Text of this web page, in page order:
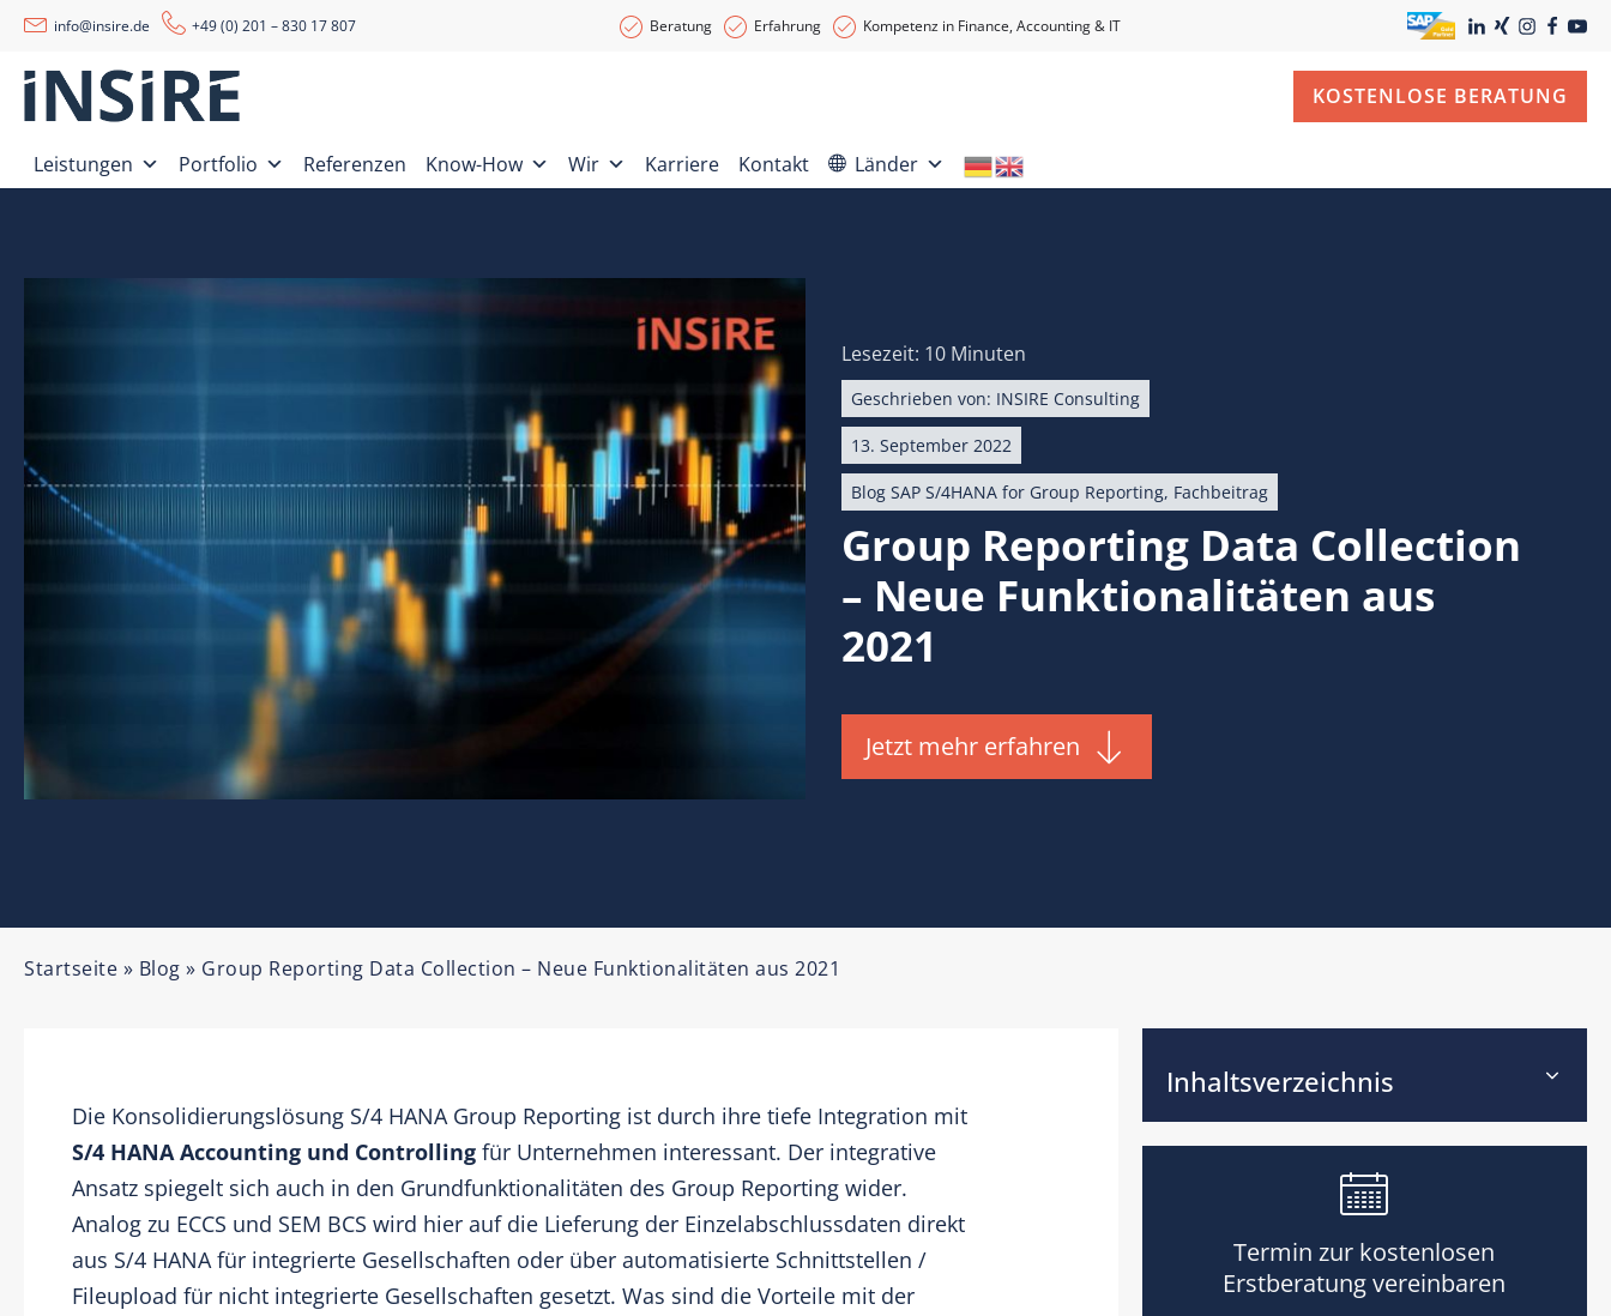
info@insire.de +49 (0) 201 – 830 17 807 Beratung Erfahrung Kompetenz in Finance, Accounting & IT
KOSTENLOSE BERATUNG
Leistungen Portfolio Referenzen Know-How Wir Karriere Kontakt Länder
Lesezeit: 10 Minuten
Geschrieben von: INSIRE Consulting
13. September 2022
Blog SAP S/4HANA for Group Reporting, Fachbeitrag
Group Reporting Data Collection
– Neue Funktionalitäten aus
2021
Jetzt mehr erfahren
Startseite » Blog » Group Reporting Data Collection – Neue Funktionalitäten aus 2021
Die Konsolidierungslösung S/4 HANA Group Reporting ist durch ihre tiefe Integration mit
S/4 HANA Accounting und Controlling für Unternehmen interessant. Der integrative
Ansatz spiegelt sich auch in den Grundfunktionalitäten des Group Reporting wider.
Analog zu ECCS und SEM BCS wird hier auf die Lieferung der Einzelabschlussdaten direkt
aus S/4 HANA für integrierte Gesellschaften oder über automatisierte Schnittstellen /
Fileupload für nicht integrierte Gesellschaften gesetzt. Was sind die Vorteile mit der
Inhaltsverzeichnis
Termin zur kostenlosen
Erstberatung vereinbaren